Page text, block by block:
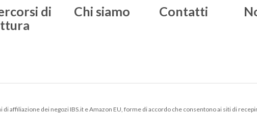
di
Chi siamo
Contatti
di affiliazione dei negozi IBS.it e Amazon EU, forme di accordo che consentono ai siti di